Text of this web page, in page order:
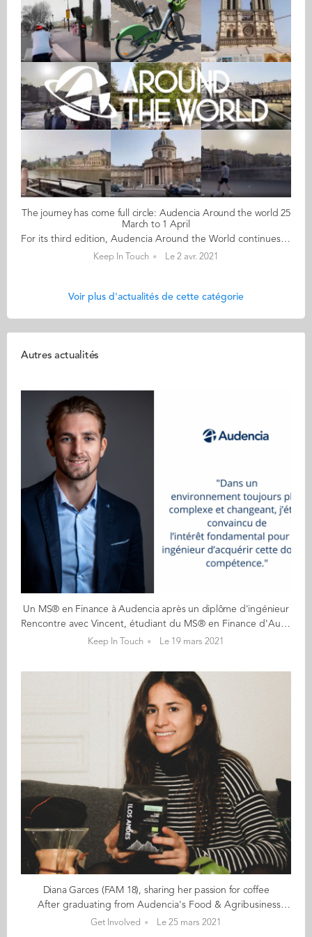
The journey has come full circle: Audencia Around the world 25
March to 1 April
For its third edition, Audencia Around the World continues to innovate With 30 events on the agenda, the School's alumni ambassadors rivalled with one another to bring creative -online and offline- solutions for some light relief and an antidote to working behind a computer screen. Open to the whole Audencia community, these events shared the same objective of connecting and re-connecting alumni. In a nutshell, here's what the past week looked like: 30 events in a single week on all 5 continents – 10 offline / 20 online 45 alumni & student organisers involved 2 professors co-hosting (thank you Camilla & Uwe) 450 registrations 1 dedicated website 50 packets of coffee for the tag challenge 20 yoga mats in Mexico 4 bottles of wine in Geneva (opened and tasted by the sommelier - not counting those opened and consumed by participants!) Lots of cherry blossom in Tokyo 19,072 calories burned in Shenzhen It's still not too late to drop by the online photo booth where you can create your avatar and take your picture and have it sent to you! 1 April PARIS Paris was the final date on this year's Around the World tour. The tour guide, Jean, grabbed a Parisian Vélib bicycle and took participants along the Seine passing by some of the city's most famous monuments. The weather was great and the streets were not too crowded. SINGAPORE Join Audencians in Singapore for drinks & dinner. It's time to catch up! 31 March AMSTERDAM BERLIN-MUNICH-ZURICH 30 March CHENGDU Looking fabulously smart and in fine company, alumni from Chengdu enjoyed their first official alumni gathering. 29 March CAMBODIA COPENHAGEN What a great conversation! SPAIN Audencians throughout Spain got together for an online cultural visit of "L’Escurial des Bourbons". 28 March DUBAI An al fresco gathering was held in Dubai! 27 March BAKU Audencians from Ajerbaijan tuned in from Baku, Dubai and Geneva for an informal gathering! The organiser, Rasul shared his experience of being a career advisor at partner university ADA and how proud he is to continue sending students to Audencia! Participants were able to catch up on who was doing what and where and promised to get together on a more regular basis. BEIJING Alumni in Beijing enjoyed an offline cocktail workshop! SAN FRANCISCO Alumni in San Fransisco met at Surfers Beach on Half Moon Bay for a beach clean-up in collaboration with the Surfrider Foundation. SHANGHAI Boardgames, foosball, XBox KTV, Switch, drinks and snack are on the menu for Audencians in Shanghai. SHENZHEN Shenzhen alumni put on their helmets and went for a cycle ride! SYDNEY To mark the Sydney stopover of the Around the World journey, Audencia Alumni there are going bowling. Align, adjust and go for those strikes and baby splits... join them on Saturday 27 March at 2pm Sydney time at Strike, King Street Wharf. TOKYO Join Audencians in Tokyo for time-honoured Japanese tradition of cherry blossom viewing party. MEXICO CITY Audencians from Mexico City made their morning date for a yoga session. They grabbed a mat, got their screen set up en enjoyed this date with a yoga teacher that put you them in fine form for the rest of the weekend. WEST AFRICA Whether you are in Lagos, Nigeria, or even further afield in West or Central Africa, this year's Audencia Around the World is online. There's simply no excuse for not joining Oge and friends for a digital gathering. 26 March COLOMBIA It was 8am in Colombia and 2pm in France, so just the right time for a coffee! Audencians from Bogotá got together for a chat, a catch-up and a great cup of coffee online at wonder.me. It was great to see familiar faces again and meet new ones too. And wonderful to see current student Cécile Griffon (GE 21) taking the plunge and networking with alumni. ALGIERS This was the first alumni gathering for the new Executive MBA class in Algiers. Alumni and current participants got to know each other during the one-hour conversation and have made a date to go *OFFLINE* - 20 May! 25 March PARIS The opening event took place in Paris and will focus on internationals working there. Following a welcome message from Dean Christophe Germain, Briana, Diana, Ayush and professor Camilla Quental shared their intercultural thoughts on living and working in France when French isn't your mother tongue. NEW YORK Alumna Laurene took participants on a historical tour of New York and invited them to solve a riddle before sitting back to enjoy a Manhattan cocktail. SOLIDARITY FUND Audencia Foundation's call for solidarity Now, more than ever, our international students are in need of critical financial support. Make a donation during Around the World week to help pay living expenses for a struggling student. Your donation, in any amount, shows your solidarity with our students who are building the world of tomorrow. Our network is our greatest strength! For more information
Keep In Touch Le 2 avr. 2021
Voir plus d'actualités de cette catégorie
Autres actualités
Un MS® en Finance à Audencia après un diplôme d'ingénieur
Rencontre avec Vincent, étudiant du MS® en Finance d'Audencia. Ingénieur dans le domaine des travaux publics, il avait besoin d'une double compétence pour mener à bien son projet professionnel. Il revient sur son parcours et son choix de rejoindre Audencia. Quel a été votre parcours avant d’intégrer Audencia ? Mon parcours académique a toujours été articulé autour des disciplines scientifiques et techniques. J’ai intégré ce MS après avoir obtenu mon diplôme d’ingénieur en alternance spécialité « Bâtiment et Travaux Publics » à l’Ecole Centrale. Mon intérêt pour ce secteur s’est manifesté dès le lycée, comme en témoigne mon bac STI2D option « Architecture et Construction ». Pourquoi avoir choisi le MS en Finance d'Audencia ? Mes premiers cours de « Gestion Financière » suivis en école d’ingénieur ont fait émerger un nouvel attrait vers la finance. Ce MS semblait être le meilleur moyen de satisfaire ce nouvel attrait. Dans un environnement toujours plus complexe et changeant, j’étais surtout convaincu de l’intérêt fondamental pour un ingénieur d’acquérir cette double compétence. Je souhaite désormais devenir Asset Manager en immobilier. Ce métier m’attire particulièrement, notamment car il permet de concilier parfaitement la finance à ma formation initiale. Je suis également certain que mes connaissances techniques acquises en alternance me seront précieuses. Ce programme a-t-il répondu à vos attentes ? Ce programme a largement répondu à mes attentes. J’ai désormais toutes les connaissances nécessaires pour atteindre mon projet professionnel. J’ai même découvert certaines disciplines de la finance que j’ignorais totalement. Malgré les conditions inédites, les moyens numériques mis à disposition par Audencia ont rendu les cours à distance moins contraignants. Un mot sur votre recherche de stage ? Je suis actuellement toujours à la recherche d’un stage. Je voulais m’assurer que mon projet professionnel me corresponde parfaitement. Pour ça, j’ai contacté plusieurs alumni de l’école. La grande richesse du réseau d’Audencia et plus particulièrement son « Career Center » m’ont énormément facilité la tâche. Quel est selon vous l’atout phare de ce MS ? L’atout de ce MS est son programme varié et très complet de la finance, la diversité des profils constituant la promo et le confort des infrastructures (dont on n’a malheureusement pas pu profiter pleinement). Un conseil pour les futurs candidats ? Définissez-bien votre projet professionnel pour le rendre le plus cohérent possible. N’hésitez pas à poser un maximum de questions aux étudiants et au directeur de ce MS lors des portes ouvertes ! Envie d'en savoir plus sur le MS en Finance d'Audencia ? C'est par là !
Keep In Touch Le 19 mars 2021
Diana Garces (FAM 18), sharing her passion for coffee
After graduating from Audencia's Food & Agribusiness Management programme, Diana Garcés did not return home to Colombia but headed for Paris instead where she founded "Café Los Andes". "I started the project of Café Los Andes last year with the idea of bringing exceptional Colombian coffees to France, and of having a positive impact in social and environnemental matters in my country." The journey has had its challenges and rewards, and Diana has been generous in sharing her entrepreneurial experience in France, most recently during yesterday's kick-off session of Around the World where she was a guest speaker. This was an opportunity for participants to learn about how Diana's agility has helped her overcome some of the obstacles posed by the pandemic. "The beginning was hard" she admits, "with lots of places still closed". The global health crisis forced Diana into changing her strategy and offer several times. Nevertheless, the fact of trying different things while developing her brand has opened up several great new opportunities. She has, for example, tested online 'pauses café' for remote workers and has been pleasantly surprised by the positive results. "There are still lots of things to do, but I love my project and I am sure we will continue to bring our delicious coffees to much more people !" she concludes. We have samples of Diana's delicious Colombian coffee which we will send to the first 50 Audencians who take up the tagging challenge during Around the World. Here's how it works: Between 25 March and 1 April: Write a LinkedIn post about an aspect or event of Around the World that you particularly enjoyed Tag @Audencia Alumni in your post Use the hashtag #Audencia_worldwide in your post Add a photo connected to the event Publish and send a screenshot of your post to audenciaalumni@audencia.com with your name & address and we'll send you the gift!
Get Involved Le 25 mars 2021